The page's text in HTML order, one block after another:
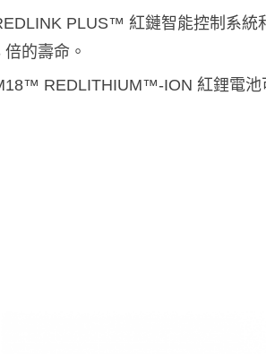
PLUS™ 紅鏈智能控制系統
倍的壽命。
REDLITHIUM™-ION 紅鋰電池